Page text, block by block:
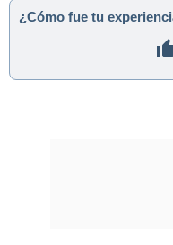
¿Cómo fue tu